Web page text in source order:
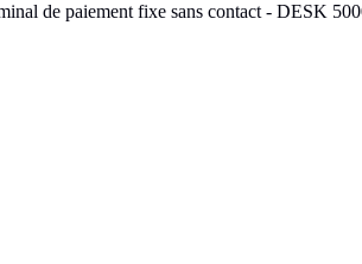
de paiement fixe sans contact - DESK